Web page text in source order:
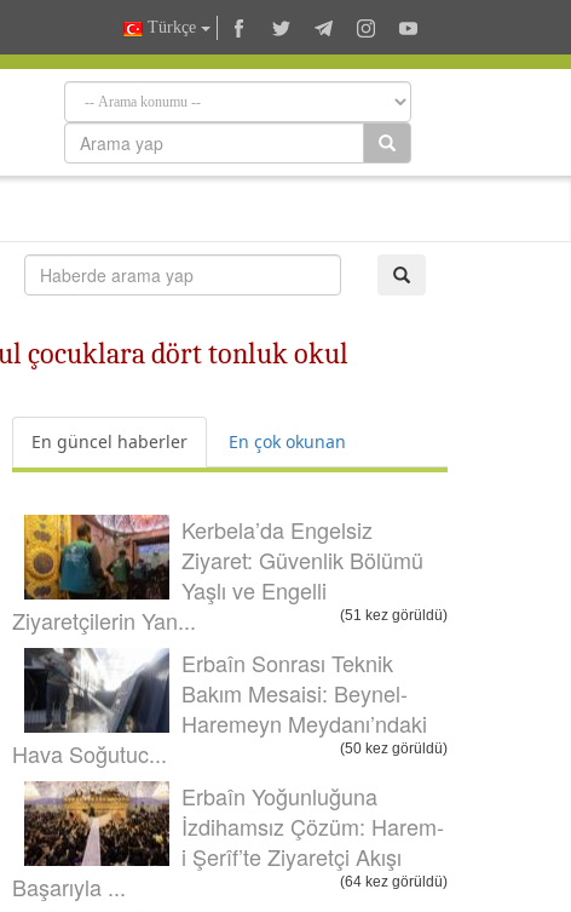
Türkçe
çocuklara dört tonluk okul
En güncel haberler En çok okunan
Kerbela’da Engelsiz
Ziyaret: Güvenlik Bölümü
Yaşlı ve Engelli
Ziyaretçilerin Yan...
(51 kez görüldü)
Erbaîn Sonrası Teknik
Bakım Mesaisi: Beynel-
Haremeyn Meydanı’ndaki
Hava Soğutuc...
(50 kez görüldü)
Erbaîn Yoğunluğuna
İzdihamsız Çözüm: Harem-
i Şerîf’te Ziyaretçi Akışı
Başarıyla ...
(64 kez görüldü)